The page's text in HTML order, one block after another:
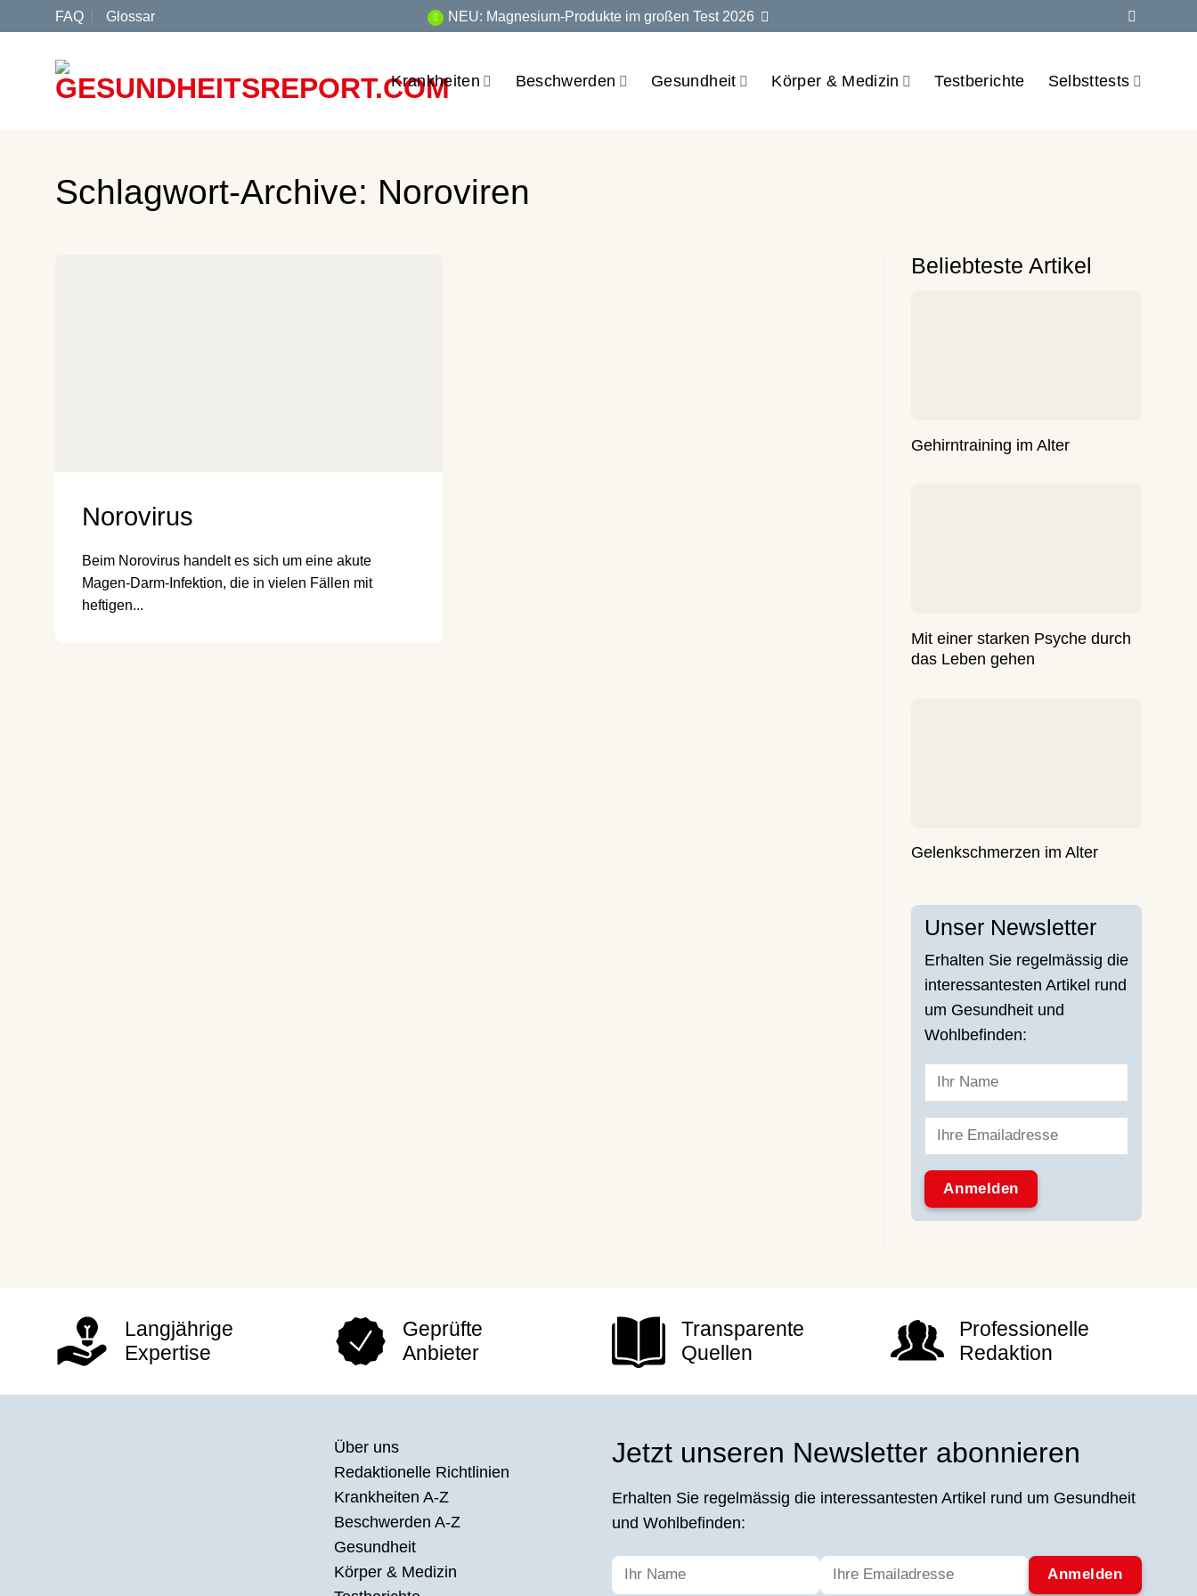
Inhalt
springen
FAQ Glossar NEU: Magnesium-Produkte im großen Test 2026
Krankheiten Beschwerden Gesundheit Körper & Medizin Testberichte Selbsttests
Schlagwort-Archive: Noroviren
Norovirus
Beim Norovirus handelt es sich um eine akute
Magen-Darm-Infektion, die in vielen Fällen mit
heftigen...
Beliebteste Artikel
Gehirntraining im Alter
Mit einer starken Psyche durch
das Leben gehen
Gelenkschmerzen im Alter
Unser Newsletter
Erhalten Sie regelmässig die
interessantesten Artikel rund
um Gesundheit und
Wohlbefinden:
Langjährige
Expertise
Geprüfte
Anbieter
Transparente
Quellen
Professionelle
Redaktion
Über uns
Redaktionelle Richtlinien
Krankheiten A-Z
Beschwerden A-Z
Gesundheit
Körper & Medizin
Jetzt unseren Newsletter abonnieren
Erhalten Sie regelmässig die interessantesten Artikel rund um Gesundheit
und Wohlbefinden: